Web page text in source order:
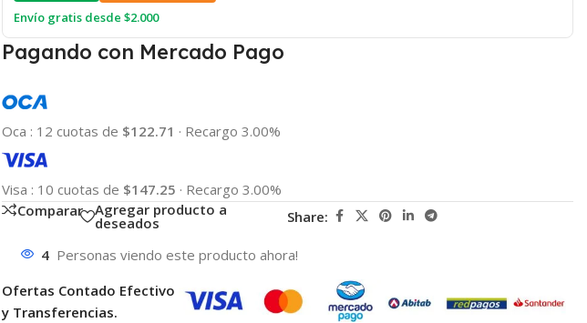
Envío gratis desde $2.000
Pagando con Mercado Pago
Oca : 12 cuotas de $122.71 · Recargo 3.00%
Visa : 10 cuotas de $147.25 · Recargo 3.00%
Comparar
Agregar producto a
deseados Share:
4 Personas viendo este producto ahora!
Ofertas Contado Efectivo
y Transferencias.